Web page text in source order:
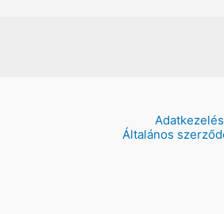
Általános